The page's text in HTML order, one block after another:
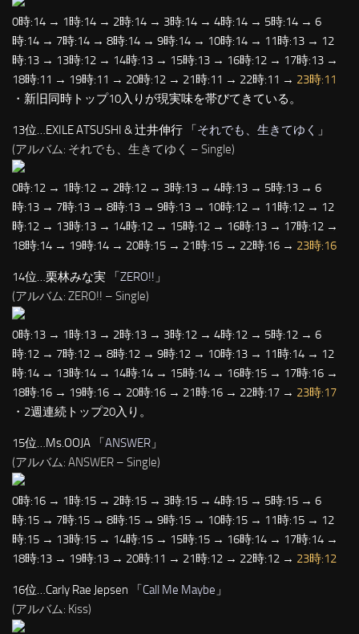
0時:14 → 1時:14 → 2時:14 → 3時:14 → 4時:14 → 5時:14 → 6
時:14 → 7時:14 → 8時:14 → 9時:14 → 10時:14 → 11時:13 → 12
時:13 → 13時:12 → 14時:13 → 15時:13 → 16時:12 → 17時:13 →
18時:11 → 19時:11 → 20時:12 → 21時:11 → 22時:11 → 23時:11
・新旧同時トップ10入りが現実味を帯びてきている。
13位…EXILE ATSUSHI & 辻井伸行 「それでも、生きてゆく 」
(アルバム: それでも、生きてゆく – Single)
0時:12 → 1時:12 → 2時:12 → 3時:13 → 4時:13 → 5時:13 → 6
時:13 → 7時:13 → 8時:13 → 9時:13 → 10時:12 → 11時:12 → 12
時:12 → 13時:13 → 14時:12 → 15時:12 → 16時:13 → 17時:12 →
18時:14 → 19時:14 → 20時:15 → 21時:15 → 22時:16 → 23時:16
14位…栗林みな実 「ZERO!! 」
(アルバム: ZERO!! – Single)
0時:13 → 1時:13 → 2時:13 → 3時:12 → 4時:12 → 5時:12 → 6
時:12 → 7時:12 → 8時:12 → 9時:12 → 10時:13 → 11時:14 → 12
時:14 → 13時:14 → 14時:14 → 15時:14 → 16時:15 → 17時:16 →
18時:16 → 19時:16 → 20時:16 → 21時:16 → 22時:17 → 23時:17
・2週連続トップ20入り。
15位…Ms.OOJA 「ANSWER 」
(アルバム: ANSWER – Single)
0時:16 → 1時:15 → 2時:15 → 3時:15 → 4時:15 → 5時:15 → 6
時:15 → 7時:15 → 8時:15 → 9時:15 → 10時:15 → 11時:15 → 12
時:15 → 13時:15 → 14時:15 → 15時:15 → 16時:14 → 17時:14 →
18時:13 → 19時:13 → 20時:11 → 21時:12 → 22時:12 → 23時:12
16位…Carly Rae Jepsen 「Call Me Maybe 」
(アルバム: Kiss)